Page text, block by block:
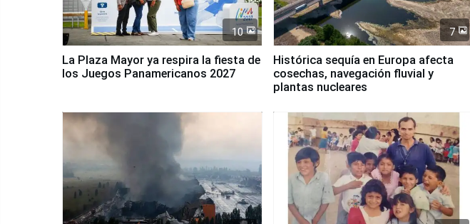
10
La Plaza Mayor ya respira la fiesta de
los Juegos Panamericanos 2027
7
Histórica sequía en Europa afecta
cosechas, navegación fluvial y
plantas nucleares